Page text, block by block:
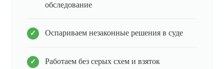
обследование
Оспариваем незаконные решения в суде
Работаем без серых схем и взяток